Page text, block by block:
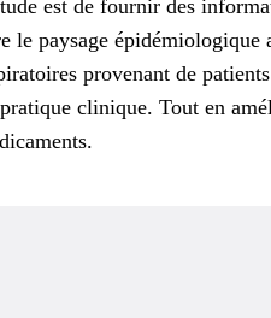
est de fournir des
paysage
provenant de
clinique. Tout en